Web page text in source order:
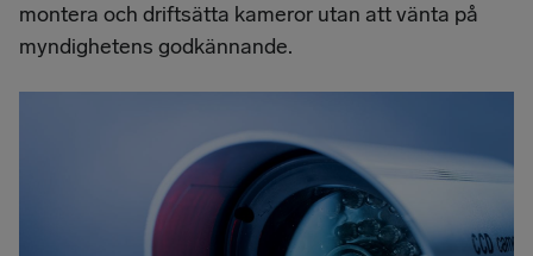
montera och driftsätta kameror utan att vänta på
myndighetens godkännande.